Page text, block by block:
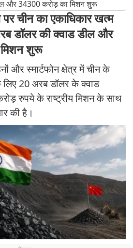
और 34300 करोड़ का मिशन शुरू
चीन का एकाधिकार खत्म
डॉलर की क्वाड डील और
शुरू
और स्मार्टफोन क्षेत्र में चीन के
20 अरब डॉलर के क्वाड
रुपये के राष्ट्रीय मिशन के साथ
की है।